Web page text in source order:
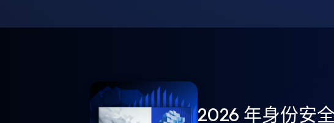
2026 年身份安